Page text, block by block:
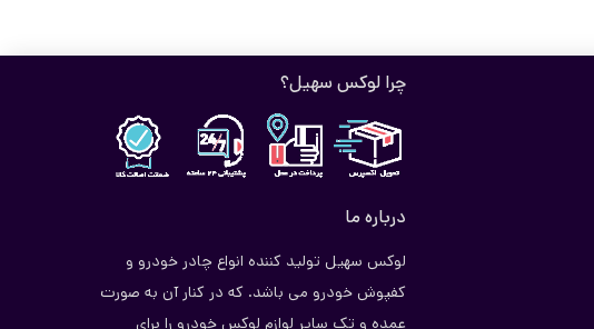
چرا لوکس سهیل؟
درباره ما
لوکس سهیل تولید کننده انواع چادر خودرو و
کفپوش خودرو می باشد. که در کنار آن به صورت
عمده و تک سایر لوازم لوکس خودرو را برای